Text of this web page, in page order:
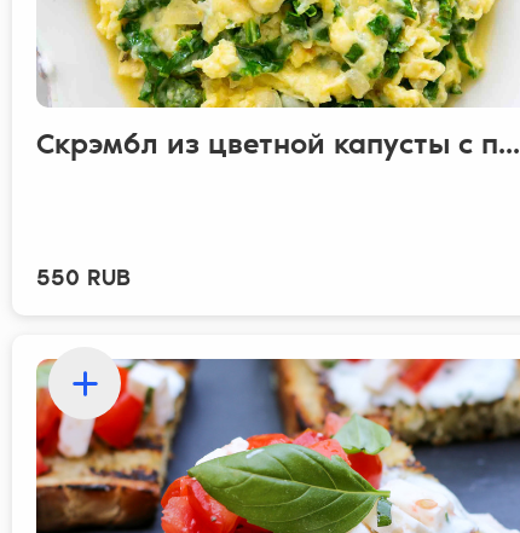
Скрэмбл из цветной капусты с п...
550 RUB